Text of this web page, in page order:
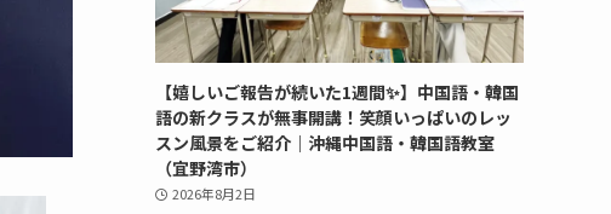
【嬉しいご報告が続いた1週間✨】中国語・韓国
語の新クラスが無事開講！笑顔いっぱいのレッ
スン風景をご紹介｜沖縄中国語・韓国語教室
（宜野湾市）
2026年8月2日